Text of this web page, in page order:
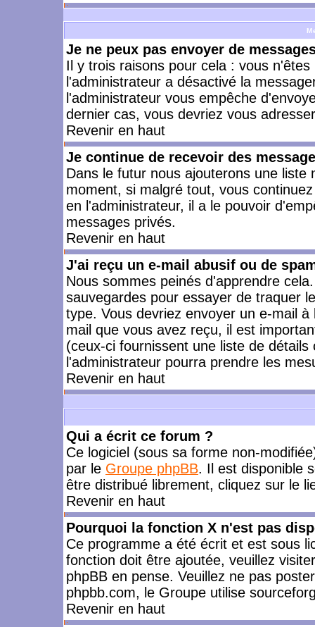
Je ne peux pas envoyer de
Il y trois raisons pour cela : vous
l'administrateur a désactivé la
l'administrateur vous empêche
dernier cas, vous devriez vous
Revenir en haut
Je continue de recevoir des
Dans le futur nous ajouterons une
moment, si malgré tout, vous
en l'administrateur, il a le pouvoir
messages privés.
Revenir en haut
J'ai reçu un e-mail abusif ou de
Nous sommes peinés d'apprendre
sauvegardes pour essayer de traquer
type. Vous devriez envoyer un e-mail
mail que vous avez reçu, il est
(ceux-ci fournissent une liste de
l'administrateur pourra prendre les
Revenir en haut
Qui a écrit ce forum ?
Ce logiciel (sous sa forme non-
par le Groupe phpBB. Il est disponible
être distribué librement, cliquez sur le
Revenir en haut
Pourquoi la fonction X n'est pas
Ce programme a été écrit et est sous
fonction doit être ajoutée, veuillez
phpBB en pense. Veuillez ne pas
phpbb.com, le Groupe utilise
Revenir en haut